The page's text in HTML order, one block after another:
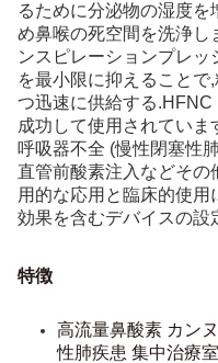
るために分泌物の湿度を
め鼻喉の死空間を洗浄し
ンスピレーションプレ
を最小限に抑えること
つ迅速に供給する
成功して使用されてい
呼吸器不全 (慢性閉塞性
直管前酸素注入などその
用的な応用と臨床的使
効果を含むデバイスの設
特徴
高流量鼻酸素 カン
性肺疾患 集中治療